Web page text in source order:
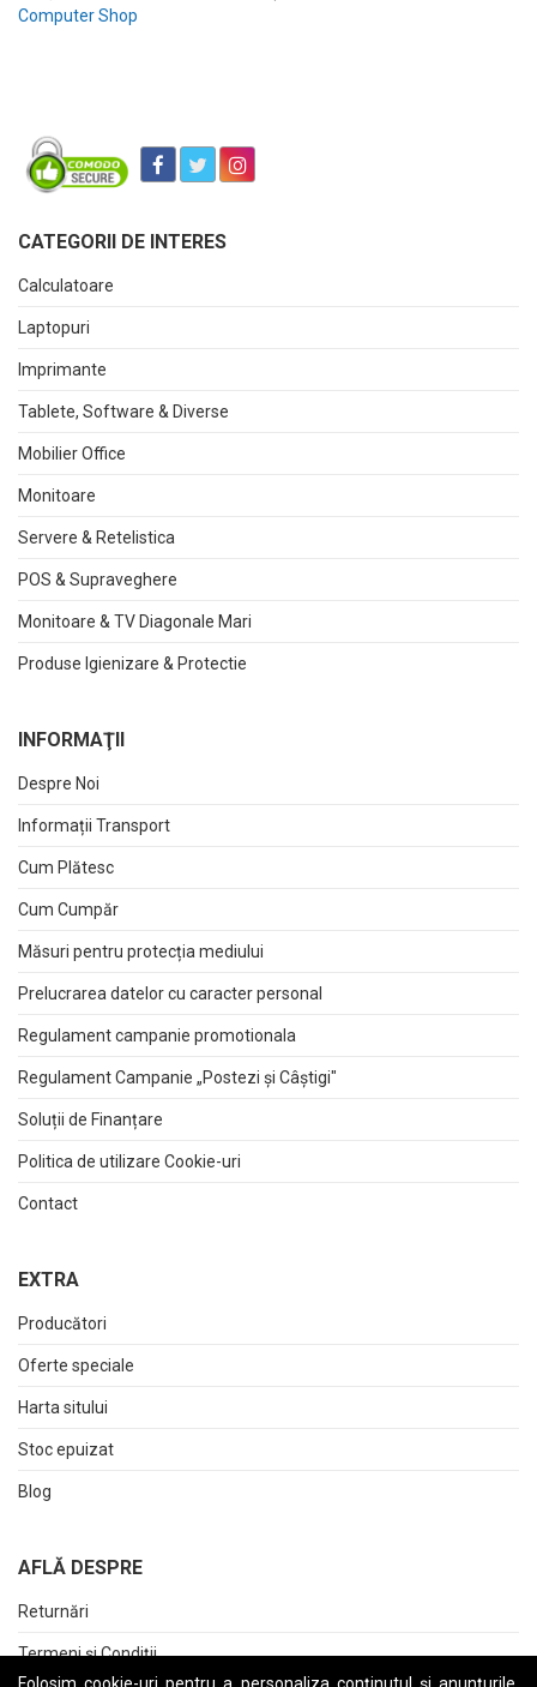
Folosim cookie-uri pentru a personaliza conținutul și anunțurile,
Computer Shop
CATEGORII DE INTERES
Calculatoare
Laptopuri
Imprimante
Tablete, Software & Diverse
Mobilier Office
Monitoare
Servere & Retelistica
POS & Supraveghere
Monitoare & TV Diagonale Mari
Produse Igienizare & Protectie
INFORMAŢII
Despre Noi
Informații Transport
Cum Plătesc
Cum Cumpăr
Măsuri pentru protecția mediului
Prelucrarea datelor cu caracter personal
Regulament campanie promotionala
Regulament Campanie „Postezi și Câștigi"
Soluții de Finanțare
Politica de utilizare Cookie-uri
Contact
EXTRA
Producători
Oferte speciale
Harta sitului
Stoc epuizat
Blog
AFLĂ DESPRE
Returnări
Termeni și Condiții